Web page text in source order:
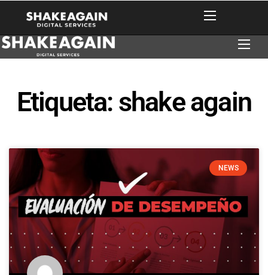
Etiqueta: shake again
NEWS